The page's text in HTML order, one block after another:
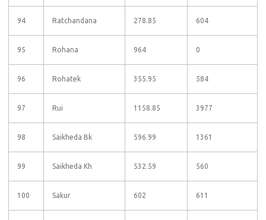
94 Ratchandana 278.85 604
95 Rohana 964 0
96 Rohatek 355.95 584
97 Rui 1158.85 3977
98 Saikheda Bk 596.99 1361
99 Saikheda Kh 532.59 560
100 Sakur 602 611